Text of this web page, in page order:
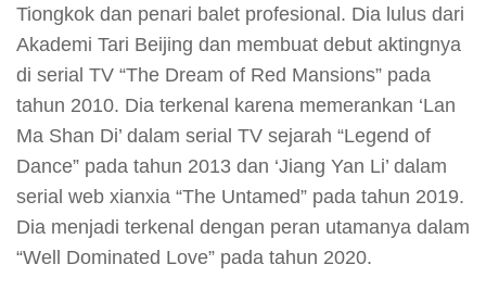
Tiongkok dan penari balet profesional. Dia lulus dari
Akademi Tari Beijing dan membuat debut aktingnya
di serial TV “The Dream of Red Mansions” pada
tahun 2010. Dia terkenal karena memerankan ‘Lan
Ma Shan Di’ dalam serial TV sejarah “Legend of
Dance” pada tahun 2013 dan ‘Jiang Yan Li’ dalam
serial web xianxia “The Untamed” pada tahun 2019.
Dia menjadi terkenal dengan peran utamanya dalam
“Well Dominated Love” pada tahun 2020.